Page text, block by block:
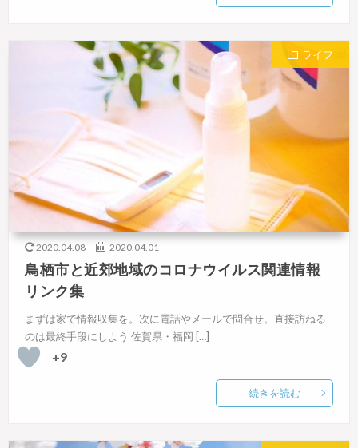
ライフ
2020.04.08 2020.04.01
鳥栖市と近郊地域のコロナウイルス関連情報
リンク集
まずは家で情報収集を。次に電話やメールで問合せ。直接訪ねる
のは最終手段にしよう 佐賀県・福岡 […]
+9
続きを読む